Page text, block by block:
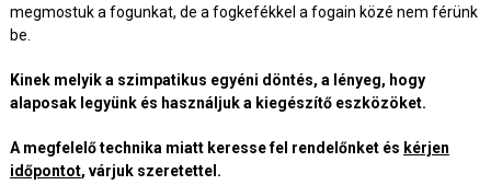
megmostuk a fogunkat, de a fogkefékkel a fogain közé nem férünk
be.
Kinek melyik a szimpatikus egyéni döntés, a lényeg, hogy
alaposak legyünk és használjuk a kiegészítő eszközöket.
A megfelelő technika miatt keresse fel rendelőnket és kérjen
időpontot, várjuk szeretettel.